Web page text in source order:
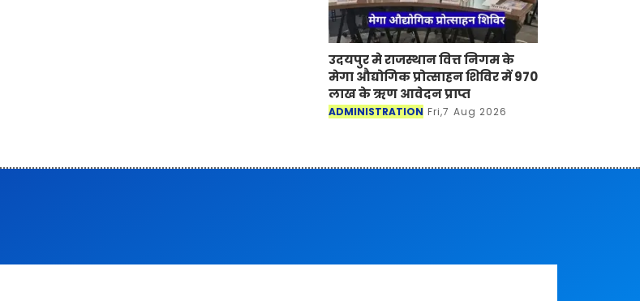
उदयपुर मे राजस्थान वित्त निगम के
मेगा औद्योगिक प्रोत्साहन शिविर में 970
लाख के ऋण आवेदन प्राप्त
ADMINISTRATION Fri,7 Aug 2026